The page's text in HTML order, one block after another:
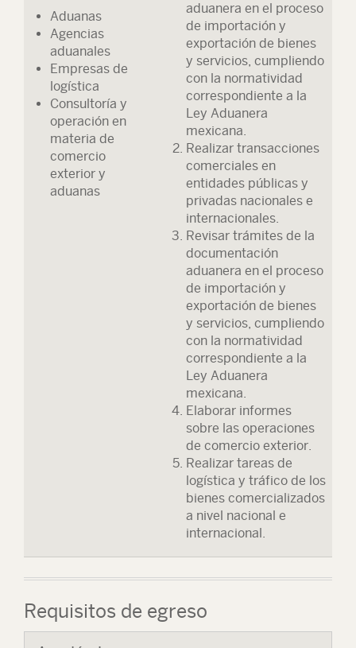
Aduanas
Agencias
aduanales
Empresas de
logística
Consultoría y
operación en
materia de
comercio
exterior y
aduanas
aduanera en el proceso
de importación y
exportación de bienes
y servicios, cumpliendo
con la normatividad
correspondiente a la
Ley Aduanera
mexicana.
Realizar transacciones
comerciales en
entidades públicas y
privadas nacionales e
internacionales.
Revisar trámites de la
documentación
aduanera en el proceso
de importación y
exportación de bienes
y servicios, cumpliendo
con la normatividad
correspondiente a la
Ley Aduanera
mexicana.
Elaborar informes
sobre las operaciones
de comercio exterior.
Realizar tareas de
logística y tráfico de los
bienes comercializados
a nivel nacional e
internacional.
Requisitos de egreso